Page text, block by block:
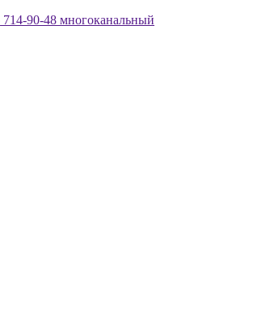
714-90-48 многоканальный